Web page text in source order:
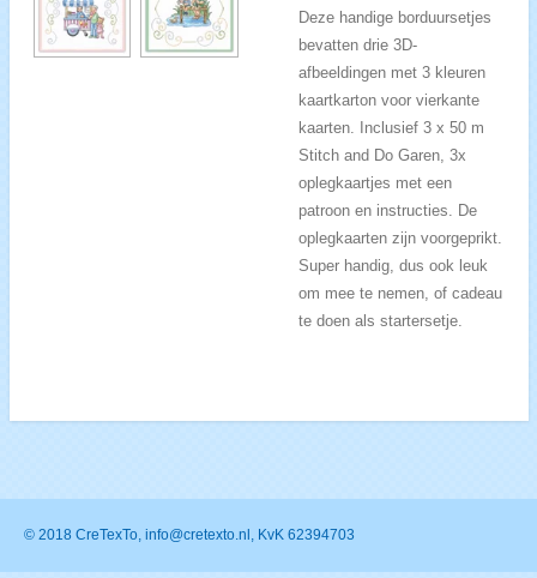
Deze handige borduursetjes
bevatten drie 3D-
afbeeldingen met 3 kleuren
kaartkarton voor vierkante
kaarten. Inclusief 3 x 50 m
Stitch and Do Garen, 3x
oplegkaartjes met een
patroon en instructies. De
oplegkaarten zijn voorgeprikt.
Super handig, dus ook leuk
om mee te nemen, of cadeau
te doen als startersetje.
© 2018 CreTexTo, info@cretexto.nl, KvK 62394703